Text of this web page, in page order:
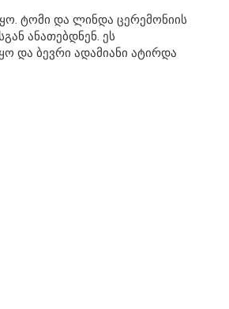
ტომი და ლინდა ცერემონიის
ანათებდნენ. ეს
და ბევრი ადამიანი ატირდა